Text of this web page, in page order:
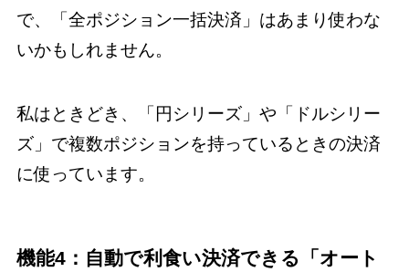
で、「全ポジション一括決済」はあまり使わな
いかもしれません。
私はときどき、「円シリーズ」や「ドルシリー
ズ」で複数ポジションを持っているときの決済
に使っています。
機能4：自動で利食い決済できる「オート